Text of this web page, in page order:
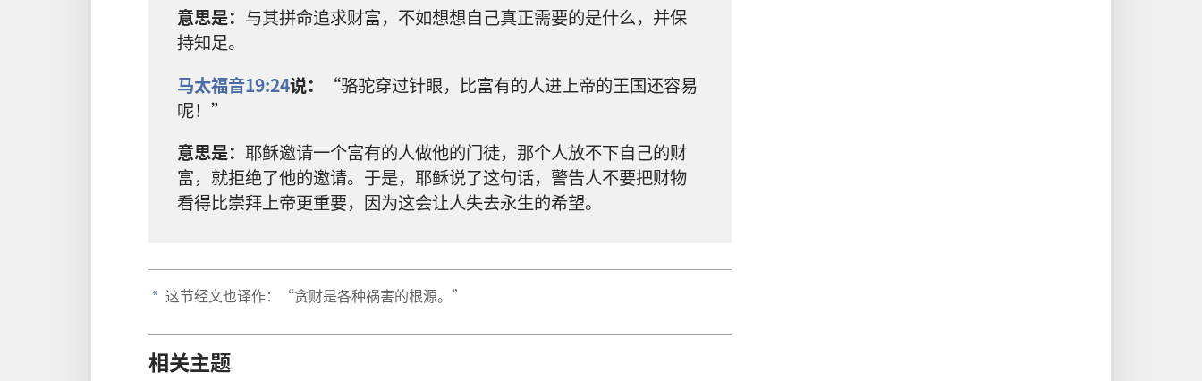
意思是： 与其拼命追求财富，不如想想自己真正需要的是什么，并保
持知足。
马太福音19:24说：
“骆驼穿过针眼，比富有的人进上帝的王国还容易
呢！”
意思是： 耶稣邀请一个富有的人做他的门徒，那个人放不下自己的财
富，就拒绝了他的邀请。于是，耶稣说了这句话，警告人不要把财物
看得比崇拜上帝更重要，因为这会让人失去永生的希望。
a 这节经文也译作：“贪财是各种祸害的根源。”
相关主题